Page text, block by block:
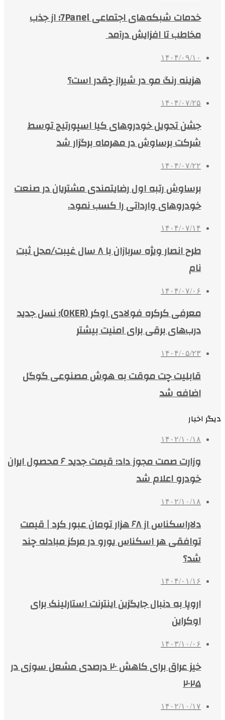
خدمات شبکه‌های اجتماعی 7Panel؛ از جذب
مخاطب تا افزایش درآمد
۱۴۰۴/۰۹/۱۰
هزینه رنگ مو در شیراز چقدر است؟
۱۴۰۴/۰۷/۲۵
جشن تحویل خودروهای کیا اسپورتیج توسط
شرکت برساوش در مهرماه برگزار شد
۱۴۰۴/۰۷/۲۲
برساوش رتبه اول رضایتمندی مشتریان در صنعت
خودروهای وارداتی را کسب نمود.
۱۴۰۴/۰۷/۱۴
طرح انصار ویژه سربازان با ۸ سال غیبت/محل ثبت
نام
۱۴۰۴/۰۷/۰۶
معرفی کرکره فولادی اوکر (OKER)؛ نسل جدید
درب‌های برقی برای امنیت بیشتر
۱۴۰۴/۰۵/۲۳
قابلیت چت موقت به هوش مصنوعی گوگل
اضافه شد
دیگر اخبار
۱۴۰۲/۱۰/۱۸
وزارت صمت مجوز داد؛ قیمت جدید ۶ محصول ایران
خودرو اعلام شد
۱۴۰۲/۱۰/۱۸
دلاراسکناس از ۶۸ هزار تومان عبور کرد | قیمت
توافقی هر اسکناس یورو در مرکز مبادله چند
شد؟
۱۴۰۴/۰۱/۱۶
اروپا به دنبال جایگزین اینترنت استارلینک برای
اوکراین
۱۴۰۳/۱۰/۰۶
خیز عراق برای کاهش ۲۰ درصدی مشعل سوزی در
۲۰۲۵
۱۴۰۲/۱۰/۱۷